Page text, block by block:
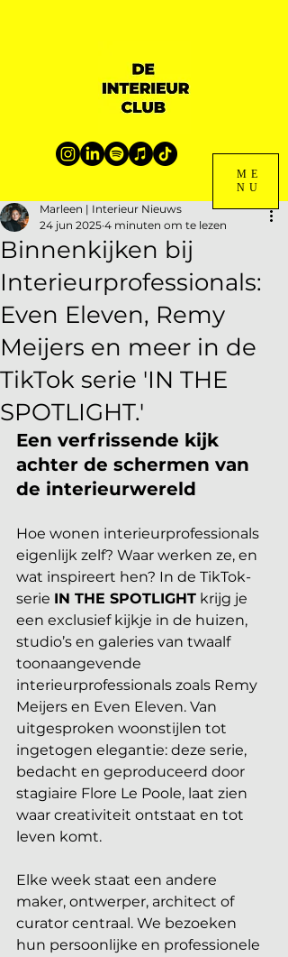
ME
NU
Binnenkijken bij
Interieurprofessionals:
Even Eleven, Remy
Meijers en meer in de
TikTok serie 'IN THE
SPOTLIGHT.'
Marleen | Interieur Nieuws
24 jun 2025 4 minuten om te lezen
Een verfrissende kijk
achter de schermen van
de interieurwereld
Hoe wonen interieurprofessionals
eigenlijk zelf? Waar werken ze, en
wat inspireert hen? In de TikTok-
serie IN THE SPOTLIGHT krijg je
een exclusief kijkje in de huizen,
studio’s en galeries van twaalf
toonaangevende
interieurprofessionals zoals Remy
Meijers en Even Eleven. Van
uitgesproken woonstijlen tot
ingetogen elegantie: deze serie,
bedacht en geproduceerd door
stagiaire Flore Le Poole, laat zien
waar creativiteit ontstaat en tot
leven komt.
Elke week staat een andere
maker, ontwerper, architect of
curator centraal. We bezoeken
hun persoonlijke en professionele